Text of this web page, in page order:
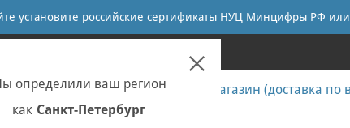
установите российские сертификаты НУЦ Минцифры РФ или
определили ваш регион
как Санкт-Петербург
655-67-58 Запчасти - интернет-магазин (доставка по
655-67-37 Ремонт